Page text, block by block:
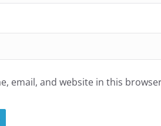
email, and website in this